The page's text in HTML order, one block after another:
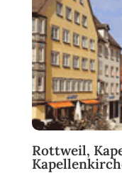
Rottweil,